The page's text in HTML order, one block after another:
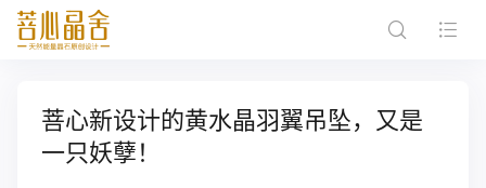
菩心新设计的黄水晶羽翼吊坠，又是
一只妖孽！